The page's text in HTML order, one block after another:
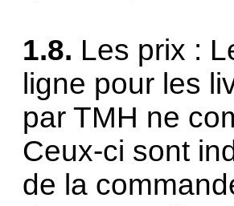
1.8. Les prix :
ligne pour les
par TMH ne
Ceux-ci sont
de la